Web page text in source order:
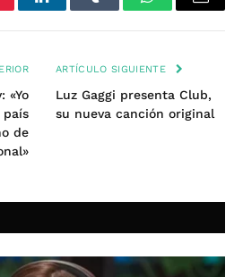
LinkedInTumblr WhatsAppEmail
«Yo
país
de
ARTÍCULO SIGUIENTE
Luz Gaggi presenta Club,
su nueva canción original